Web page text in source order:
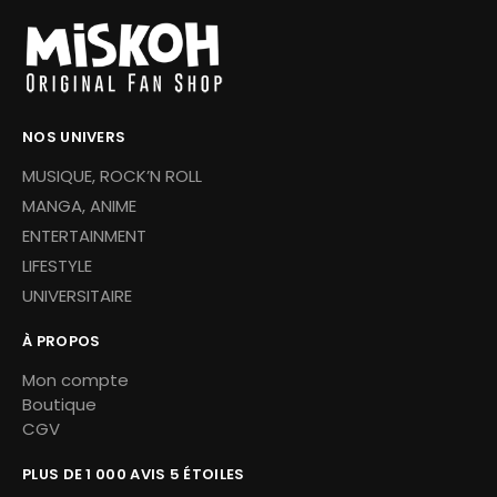
NOS UNIVERS
MUSIQUE, ROCK’N ROLL
MANGA, ANIME
ENTERTAINMENT
LIFESTYLE
UNIVERSITAIRE
À PROPOS
Mon compte
Boutique
CGV
PLUS DE 1 000 AVIS 5 ÉTOILES